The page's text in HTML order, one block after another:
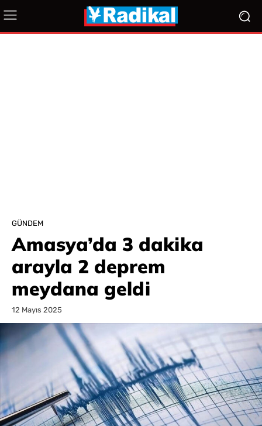
GÜNDEM
Amasya’da 3 dakika
arayla 2 deprem
meydana geldi
12 Mayıs 2025